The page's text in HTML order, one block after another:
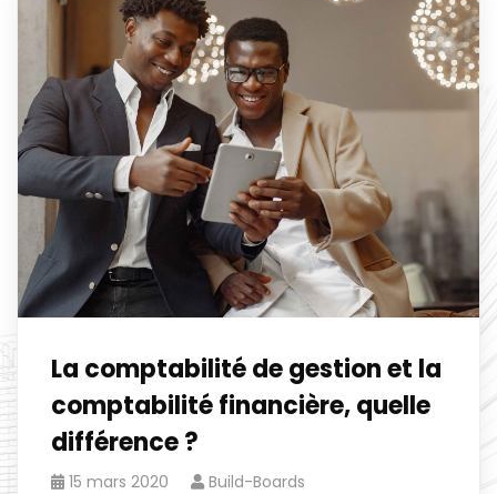
La comptabilité de gestion et la
comptabilité financière, quelle
différence ?
15 mars 2020 Build-Boards